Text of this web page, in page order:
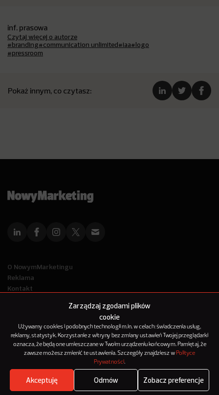
Zarządzaj zgodami plików
cookie
Używamy cookies i podobnych technologii m.in. w celach: świadczenia usług,
reklamy, statystyk. Korzystanie z witryny bez zmiany ustawień Twojej przeglądarki
oznacza, że będą one umieszczane w Twoim urządzeniu końcowym. Pamiętaj, że
zawsze możesz zmienić te ustawienia. Szczegóły znajdziesz w Polityce
Prywatności.
Akceptuję Odmów Zobacz preferencje
inf. prasowa
Czytaj więcej o autorze
#branding#communication unlimited#iaa#logo
#pressroom
Pokaż innym, co czytasz:
Where's the beef?
O NowymMarketingu
Reklama
Kontakt
© 2012-2025
NowyMarketing jest marką 143Media Sp. z o.o.